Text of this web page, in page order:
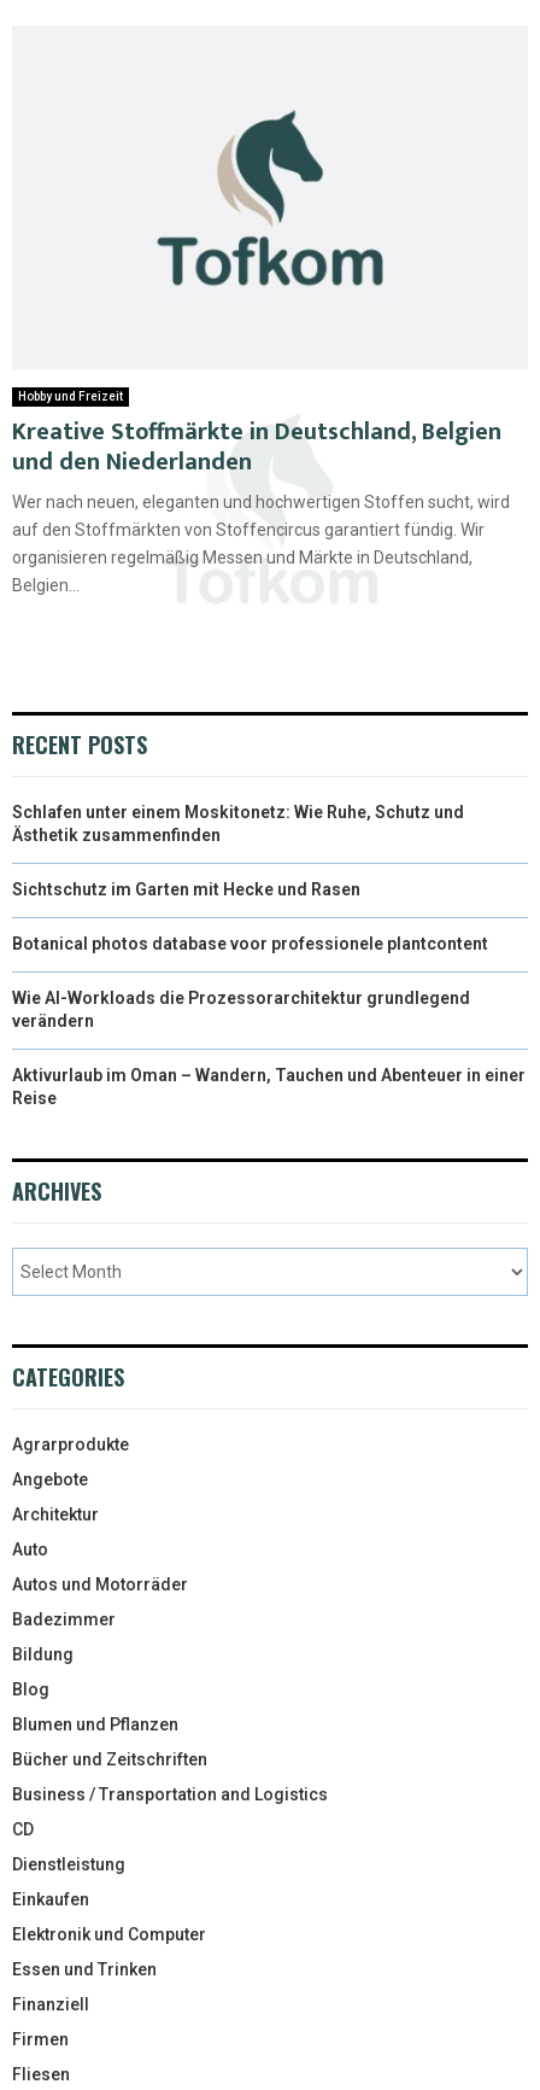
Hobby und Freizeit
Kreative Stoffmärkte in Deutschland, Belgien
und den Niederlanden
Wer nach neuen, eleganten und hochwertigen Stoffen sucht, wird
auf den Stoffmärkten von Stoffencircus garantiert fündig. Wir
organisieren regelmäßig Messen und Märkte in Deutschland,
Belgien...
RECENT POSTS
Schlafen unter einem Moskitonetz: Wie Ruhe, Schutz und
Ästhetik zusammenfinden
Sichtschutz im Garten mit Hecke und Rasen
Botanical photos database voor professionele plantcontent
Wie AI-Workloads die Prozessorarchitektur grundlegend
verändern
Aktivurlaub im Oman – Wandern, Tauchen und Abenteuer in einer
Reise
ARCHIVES
CATEGORIES
Agrarprodukte
Angebote
Architektur
Auto
Autos und Motorräder
Badezimmer
Bildung
Blog
Blumen und Pflanzen
Bücher und Zeitschriften
Business / Transportation and Logistics
CD
Dienstleistung
Einkaufen
Elektronik und Computer
Essen und Trinken
Finanziell
Firmen
Fliesen